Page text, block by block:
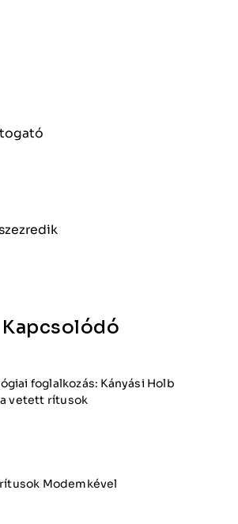
Kapcsolódó
foglalkozás: Kányási Holb
vetett rítusok
Modemkével